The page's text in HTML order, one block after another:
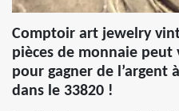
Comptoir art jewelry
pièces de monnaie peut
pour gagner de l’argent
dans le 33820 !